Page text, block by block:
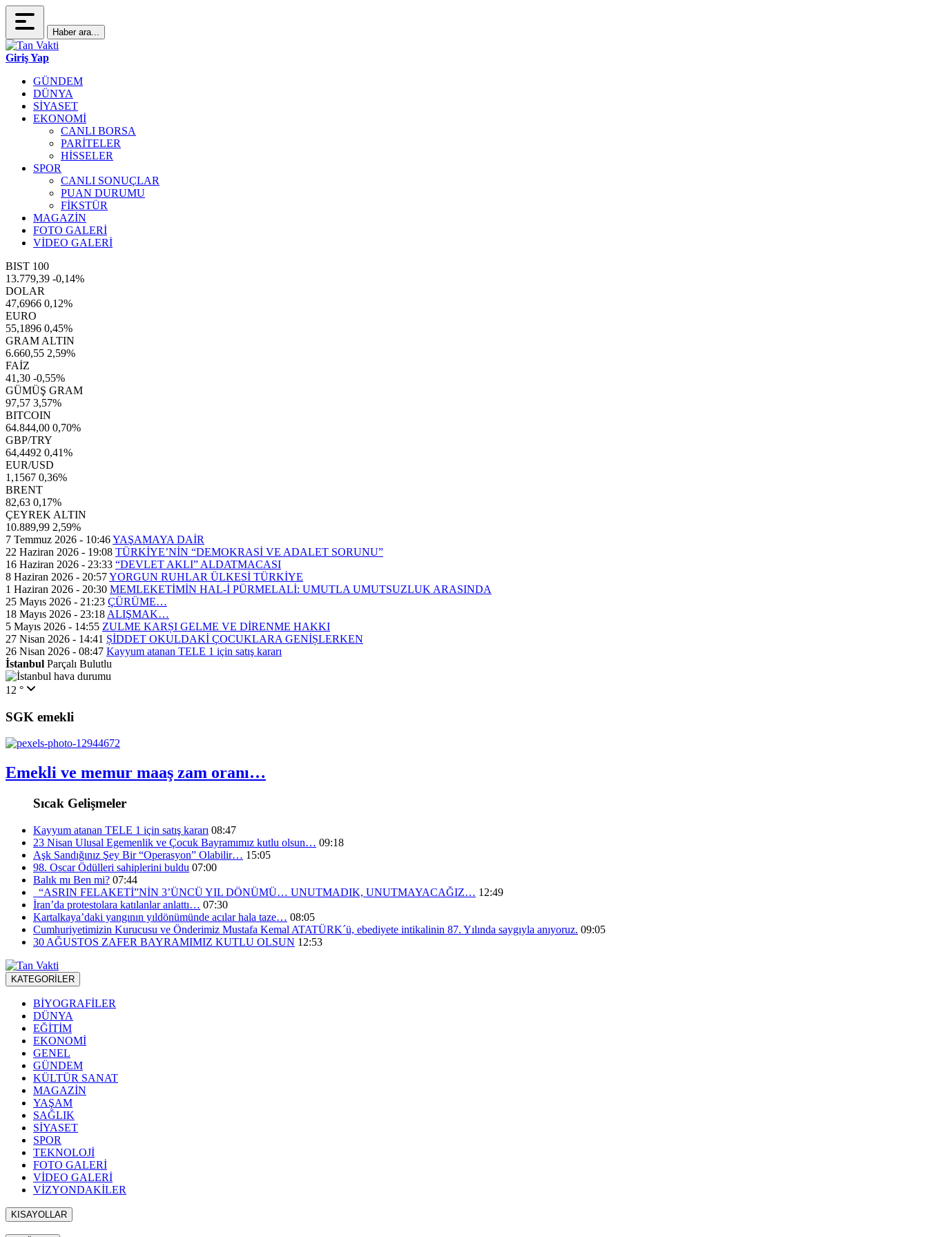
Haber ara...
Giriş Yap
GÜNDEM
DÜNYA
SİYASET
EKONOMİ
CANLI BORSA
PARİTELER
HİSSELER
SPOR
CANLI SONUÇLAR
PUAN DURUMU
FİKSTÜR
MAGAZİN
FOTO GALERİ
VİDEO GALERİ
BIST 100
13.779,39 -0,14%
DOLAR
47,6966 0,12%
EURO
55,1896 0,45%
GRAM ALTIN
6.660,55 2,59%
FAİZ
41,30 -0,55%
GÜMÜŞ GRAM
97,57 3,57%
BITCOIN
64.844,00 0,70%
GBP/TRY
64,4492 0,41%
EUR/USD
1,1567 0,36%
BRENT
82,63 0,17%
ÇEYREK ALTIN
10.889,99 2,59%
7 Temmuz 2026 - 10:46YAŞAMAYA DAİR
22 Haziran 2026 - 19:08 TÜRKİYE’NİN “DEMOKRASİ VE ADALET SORUNU”
16 Haziran 2026 - 23:33 “DEVLET AKLI” ALDATMACASI
8 Haziran 2026 - 20:57YORGUN RUHLAR ÜLKESİ TÜRKİYE
1 Haziran 2026 - 20:30 MEMLEKETİMİN HAL-İ PÜRMELALİ: UMUTLA UMUTSUZLUK ARASINDA
25 Mayıs 2026 - 21:23 ÇÜRÜME…
18 Mayıs 2026 - 23:18 ALIŞMAK…
5 Mayıs 2026 - 14:55 ZULME KARȘI GELME VE DİRENME HAKKI
27 Nisan 2026 - 14:41 ȘİDDET OKULDAKİ ÇOCUKLARA GENİȘLERKEN
26 Nisan 2026 - 08:47 Kayyum atanan TELE 1 için satış kararı
İstanbul Parçalı Bulutlu
12 °
SGK emekli
Emekli ve memur maaş zam oranı…
Sıcak Gelişmeler
Kayyum atanan TELE 1 için satış kararı 08:47
23 Nisan Ulusal Egemenlik ve Çocuk Bayramımız kutlu olsun… 09:18
Aşk Sandığınız Şey Bir “Operasyon” Olabilir… 15:05
98. Oscar Ödülleri sahiplerini buldu 07:00
Balık mı Ben mi? 07:44
“ASRIN FELAKETİ”NİN 3’ÜNCÜ YIL DÖNÜMÜ… UNUTMADIK, UNUTMAYACAĞIZ… 12:49
İran’da protestolara katılanlar anlattı… 07:30
Kartalkaya’daki yangının yıldönümünde acılar hala taze… 08:05
Cumhuriyetimizin Kurucusu ve Önderimiz Mustafa Kemal ATATÜRK´ü, ebediyete intikalinin 87. Yılında saygıyla anıyoruz. 09:05
30 AĞUSTOS ZAFER BAYRAMIMIZ KUTLU OLSUN 12:53
KATEGORİLER
BİYOGRAFİLER
DÜNYA
EĞİTİM
EKONOMİ
GENEL
GÜNDEM
KÜLTÜR SANAT
MAGAZİN
YAŞAM
SAĞLIK
SİYASET
SPOR
TEKNOLOJİ
FOTO GALERİ
VİDEO GALERİ
VİZYONDAKİLER
KISAYOLLAR